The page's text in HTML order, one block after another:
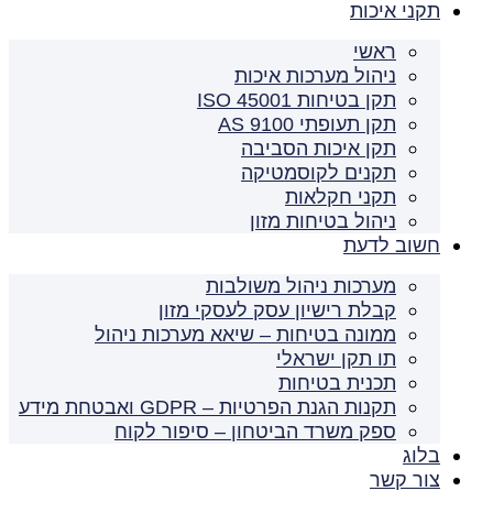
תקני איכות
ראשי
ניהול מערכות איכות
תקן בטיחות ISO 45001
תקן תעופתי AS 9100
תקן איכות הסביבה
תקנים לקוסמטיקה
תקני חקלאות
ניהול בטיחות מזון
חשוב לדעת
מערכות ניהול משולבות
קבלת רישיון עסק לעסקי מזון
ממונה בטיחות – שיאא מערכות ניהול
תו תקן ישראלי
תכנית בטיחות
תקנות הגנת הפרטיות – GDPR ואבטחת מידע
ספק משרד הביטחון – סיפור לקוח
בלוג
צור קשר